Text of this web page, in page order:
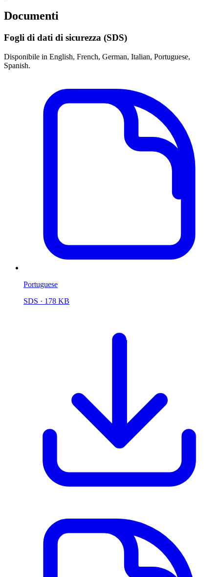
Documenti
Fogli di dati di sicurezza (SDS)
Disponibile in English, French, German, Italian, Portuguese,
Spanish.
Portuguese
SDS · 178 KB